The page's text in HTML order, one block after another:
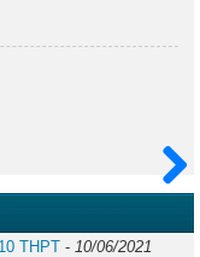
Sau
THPT - 10/06/2021